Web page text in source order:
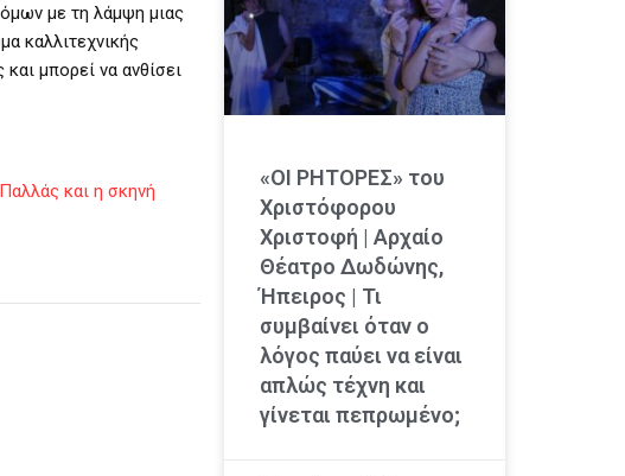
με τη λάμψη μιας
καλλιτεχνικής
μπορεί να ανθίσει
και η σκηνή
«ΟΙ ΡΗΤΟΡΕΣ» του
Χριστόφορου
Χριστοφή | Αρχαίο
Θέατρο Δωδώνης,
Ήπειρος | Τι
συμβαίνει όταν ο
λόγος παύει να είναι
απλώς τέχνη και
γίνεται πεπρωμένο;